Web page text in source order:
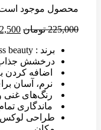
محصول موجود
225,000 تومان
برند : kiss beauty
درخشش جذاب
اضافه کردن
نرم، آسان
رنگ‌های غنی
ماندگاری
طراحی لوکس